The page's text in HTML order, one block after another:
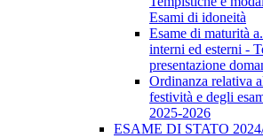
Esami di idoneità
Esame di maturità
interni ed esterni -
presentazione
Ordinanza relativa
festività e degli
2025-2026
ESAME DI STATO